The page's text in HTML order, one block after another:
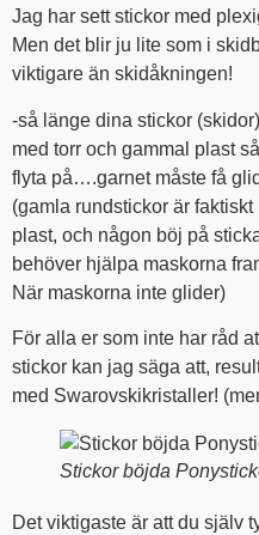
Jag har sett stickor med
Men det blir ju lite som i
viktigare än skidåkningen!
-så länge dina stickor
med torr och gammal plast
flyta på….garnet måste få
(gamla rundstickor är
plast, och någon böj på
behöver hjälpa maskorna
När maskorna inte glider)
För alla er som inte har råd
stickor kan jag säga att,
med Swarovskikristaller!
Stickor böjda
Det viktigaste är att du själv